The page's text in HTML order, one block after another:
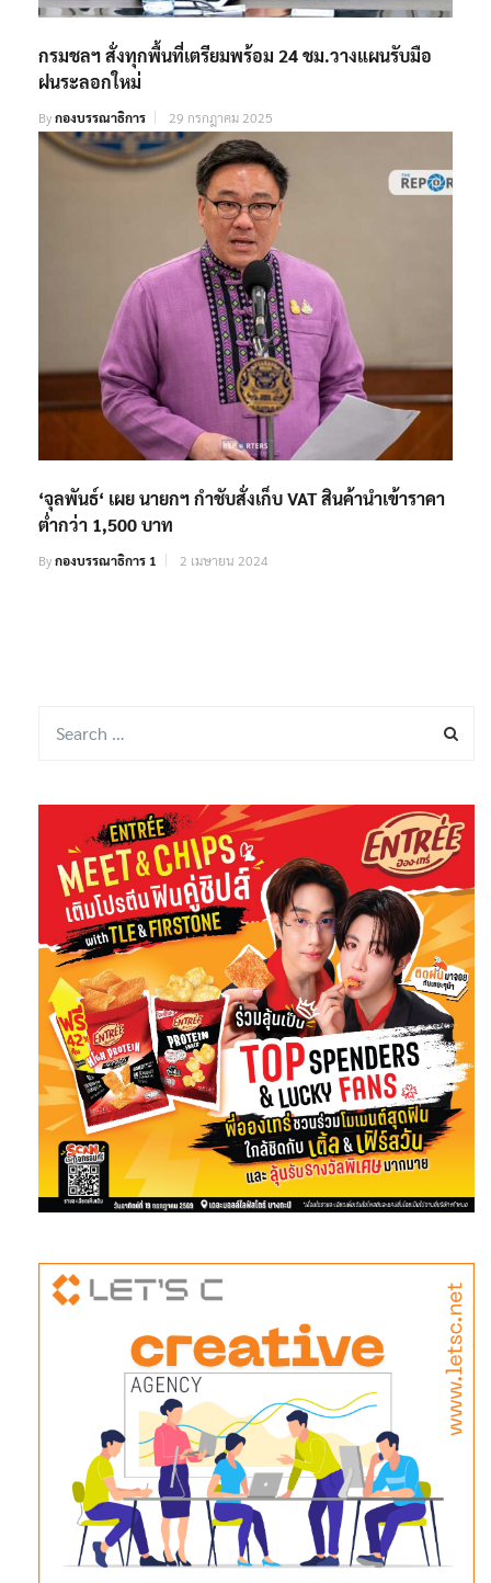
กรมชลฯ สั่งทุกพื้นที่เตรียมพร้อม 24 ชม.วางแผนรับมือ
ฝนระลอกใหม่
Byกองบรรณาธิการ 29 กรกฎาคม 2025
‘จุลพันธ์‘ เผย นายกฯ กำชับสั่งเก็บ VAT สินค้านำเข้าราคา
ต่ำกว่า 1,500 บาท
Byกองบรรณาธิการ 1 2 เมษายน 2024